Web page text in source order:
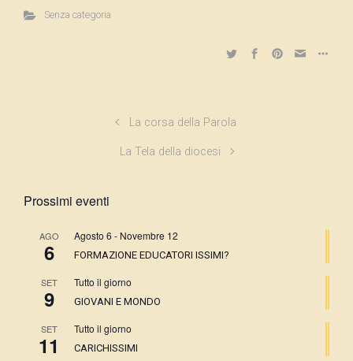
Senza categoria
La corsa della Parola
La Tela della diocesi
Prossimi eventi
AGO
6
Agosto 6 - Novembre 12
FORMAZIONE EDUCATORI ISSIMI?
SET
9
Tutto il giorno
GIOVANI E MONDO
SET
11
Tutto il giorno
CARICHISSIMI